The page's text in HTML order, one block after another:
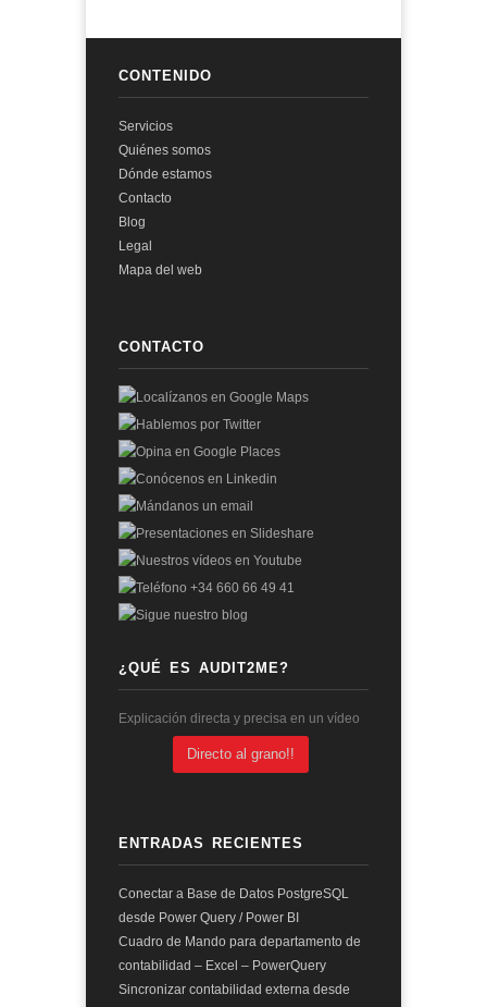
CONTENIDO
Servicios
Quiénes somos
Dónde estamos
Contacto
Blog
Legal
Mapa del web
CONTACTO
¿QUÉ ES AUDIT2ME?
Explicación directa y precisa en un vídeo
Directo al grano!!
ENTRADAS RECIENTES
Conectar a Base de Datos PostgreSQL
desde Power Query / Power BI
Cuadro de Mando para departamento de
contabilidad – Excel – PowerQuery
Sincronizar contabilidad externa desde